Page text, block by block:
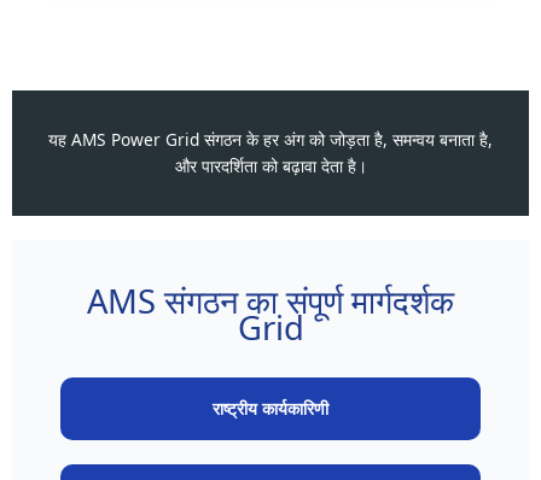
यह AMS Power Grid संगठन के हर अंग को जोड़ता है, समन्वय बनाता है,
और पारदर्शिता को बढ़ावा देता है।
AMS संगठन का संपूर्ण मार्गदर्शक
Grid
राष्ट्रीय कार्यकारिणी